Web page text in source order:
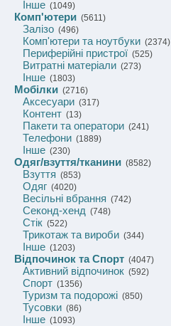
Інше (1049)
Комп'ютери (5611)
Залізо (496)
Комп'ютери та ноутбуки (2374)
Периферійні пристрої (525)
Витратні матеріали (273)
Інше (1803)
Мобілки (2716)
Аксесуари (317)
Контент (13)
Пакети та оператори (241)
Телефони (1889)
Інше (230)
Одяг/взуття/тканини (8582)
Взуття (853)
Одяг (4020)
Весільні вбрання (742)
Секонд-хенд (748)
Стік (522)
Трикотаж та вироби (344)
Інше (1203)
Відпочинок та Спорт (4047)
Активний відпочинок (592)
Спорт (1356)
Туризм та подорожі (850)
Тусовки (86)
Інше (1093)